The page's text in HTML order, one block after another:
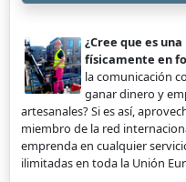
¿Cree que es
físicamente en
la comunicación
ganar dinero y
artesanales? Si es así,
miembro de la red
emprenda en cualquier
ilimitadas en toda la Unión